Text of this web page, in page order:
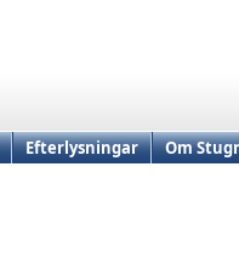
Efterlysningar Om